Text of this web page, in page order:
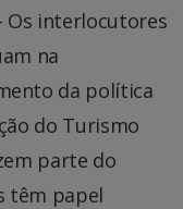
Os interlocutores
na
da política
do Turismo
parte do
têm papel